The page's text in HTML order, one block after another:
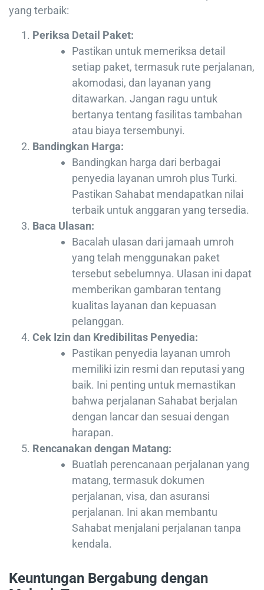
yang terbaik:
Periksa Detail Paket:
Pastikan untuk memeriksa detail
setiap paket, termasuk rute perjalanan,
akomodasi, dan layanan yang
ditawarkan. Jangan ragu untuk
bertanya tentang fasilitas tambahan
atau biaya tersembunyi.
Bandingkan Harga:
Bandingkan harga dari berbagai
penyedia layanan umroh plus Turki.
Pastikan Sahabat mendapatkan nilai
terbaik untuk anggaran yang tersedia.
Baca Ulasan:
Bacalah ulasan dari jamaah umroh
yang telah menggunakan paket
tersebut sebelumnya. Ulasan ini dapat
memberikan gambaran tentang
kualitas layanan dan kepuasan
pelanggan.
Cek Izin dan Kredibilitas Penyedia:
Pastikan penyedia layanan umroh
memiliki izin resmi dan reputasi yang
baik. Ini penting untuk memastikan
bahwa perjalanan Sahabat berjalan
dengan lancar dan sesuai dengan
harapan.
Rencanakan dengan Matang:
Buatlah perencanaan perjalanan yang
matang, termasuk dokumen
perjalanan, visa, dan asuransi
perjalanan. Ini akan membantu
Sahabat menjalani perjalanan tanpa
kendala.
Keuntungan Bergabung dengan